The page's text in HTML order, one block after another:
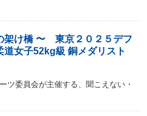
架け橋 〜 東京２０２５デフ
女子52kg級 銅メダリスト
ツ委員会が主催する、聞こえない・